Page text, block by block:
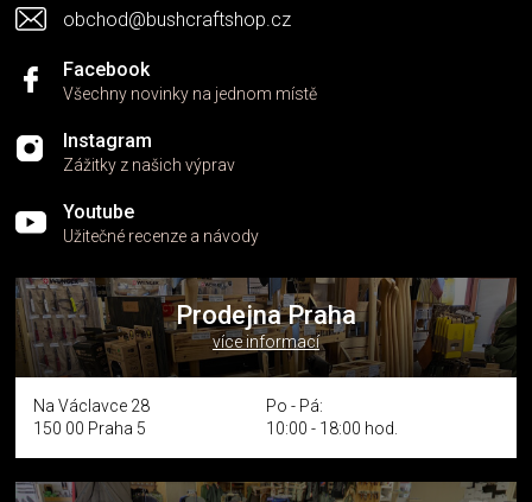
u
obchod@bushcraftshop.cz
Facebook
Všechny novinky na jednom místě
Instagram
Zážitky z našich výprav
Youtube
Užitečné recenze a návody
Prodejna Praha
více informací
Na Václavce 28
150 00 Praha 5
Po - Pá:
10:00 - 18:00 hod.